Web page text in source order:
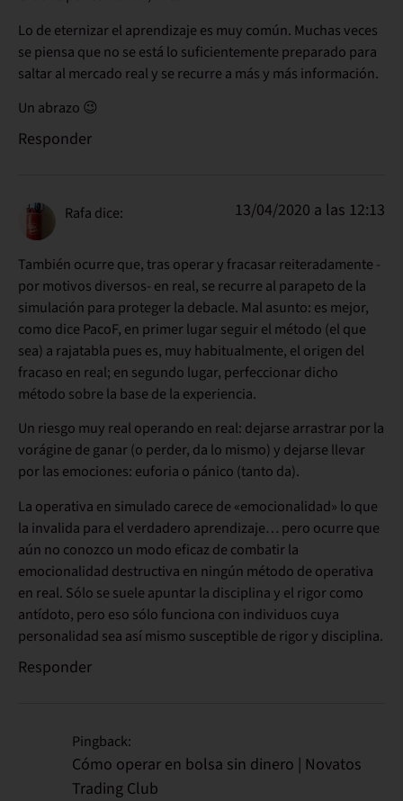
Lo de eternizar el aprendizaje es muy común. Muchas veces
se piensa que no se está lo suficientemente preparado para
saltar al mercado real y se recurre a más y más información.
Un abrazo 😉
Responder
Rafa dice: 13/04/2020 a las 12:13
También ocurre que, tras operar y fracasar reiteradamente -
por motivos diversos- en real, se recurre al parapeto de la
simulación para proteger la debacle. Mal asunto: es mejor,
como dice PacoF, en primer lugar seguir el método (el que
sea) a rajatabla pues es, muy habitualmente, el origen del
fracaso en real; en segundo lugar, perfeccionar dicho
método sobre la base de la experiencia.
Un riesgo muy real operando en real: dejarse arrastrar por la
vorágine de ganar (o perder, da lo mismo) y dejarse llevar
por las emociones: euforia o pánico (tanto da).
La operativa en simulado carece de «emocionalidad» lo que
la invalida para el verdadero aprendizaje… pero ocurre que
aún no conozco un modo eficaz de combatir la
emocionalidad destructiva en ningún método de operativa
en real. Sólo se suele apuntar la disciplina y el rigor como
antídoto, pero eso sólo funciona con individuos cuya
personalidad sea así mismo susceptible de rigor y disciplina.
Responder
Pingback:
Cómo operar en bolsa sin dinero | Novatos
Trading Club